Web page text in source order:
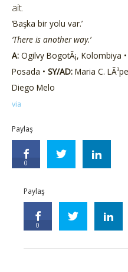
ait.
‘Başka bir yolu var.’
‘There is another way.’
A: Ogilvy BogotÃ¡, Kolombiya •
Posada • SY/AD: Maria C.
Diego Melo
via
Paylaş
0
Paylaş
0